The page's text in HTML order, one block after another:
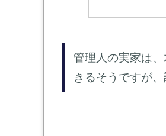
管理人の実家は
きるそうですが